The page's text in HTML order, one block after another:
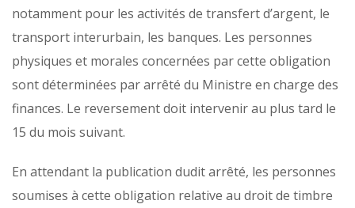
notamment pour les activités de transfert d’argent, le
transport interurbain, les banques. Les personnes
physiques et morales concernées par cette obligation
sont déterminées par arrêté du Ministre en charge des
finances. Le reversement doit intervenir au plus tard le
15 du mois suivant.
En attendant la publication dudit arrêté, les personnes
soumises à cette obligation relative au droit de timbre